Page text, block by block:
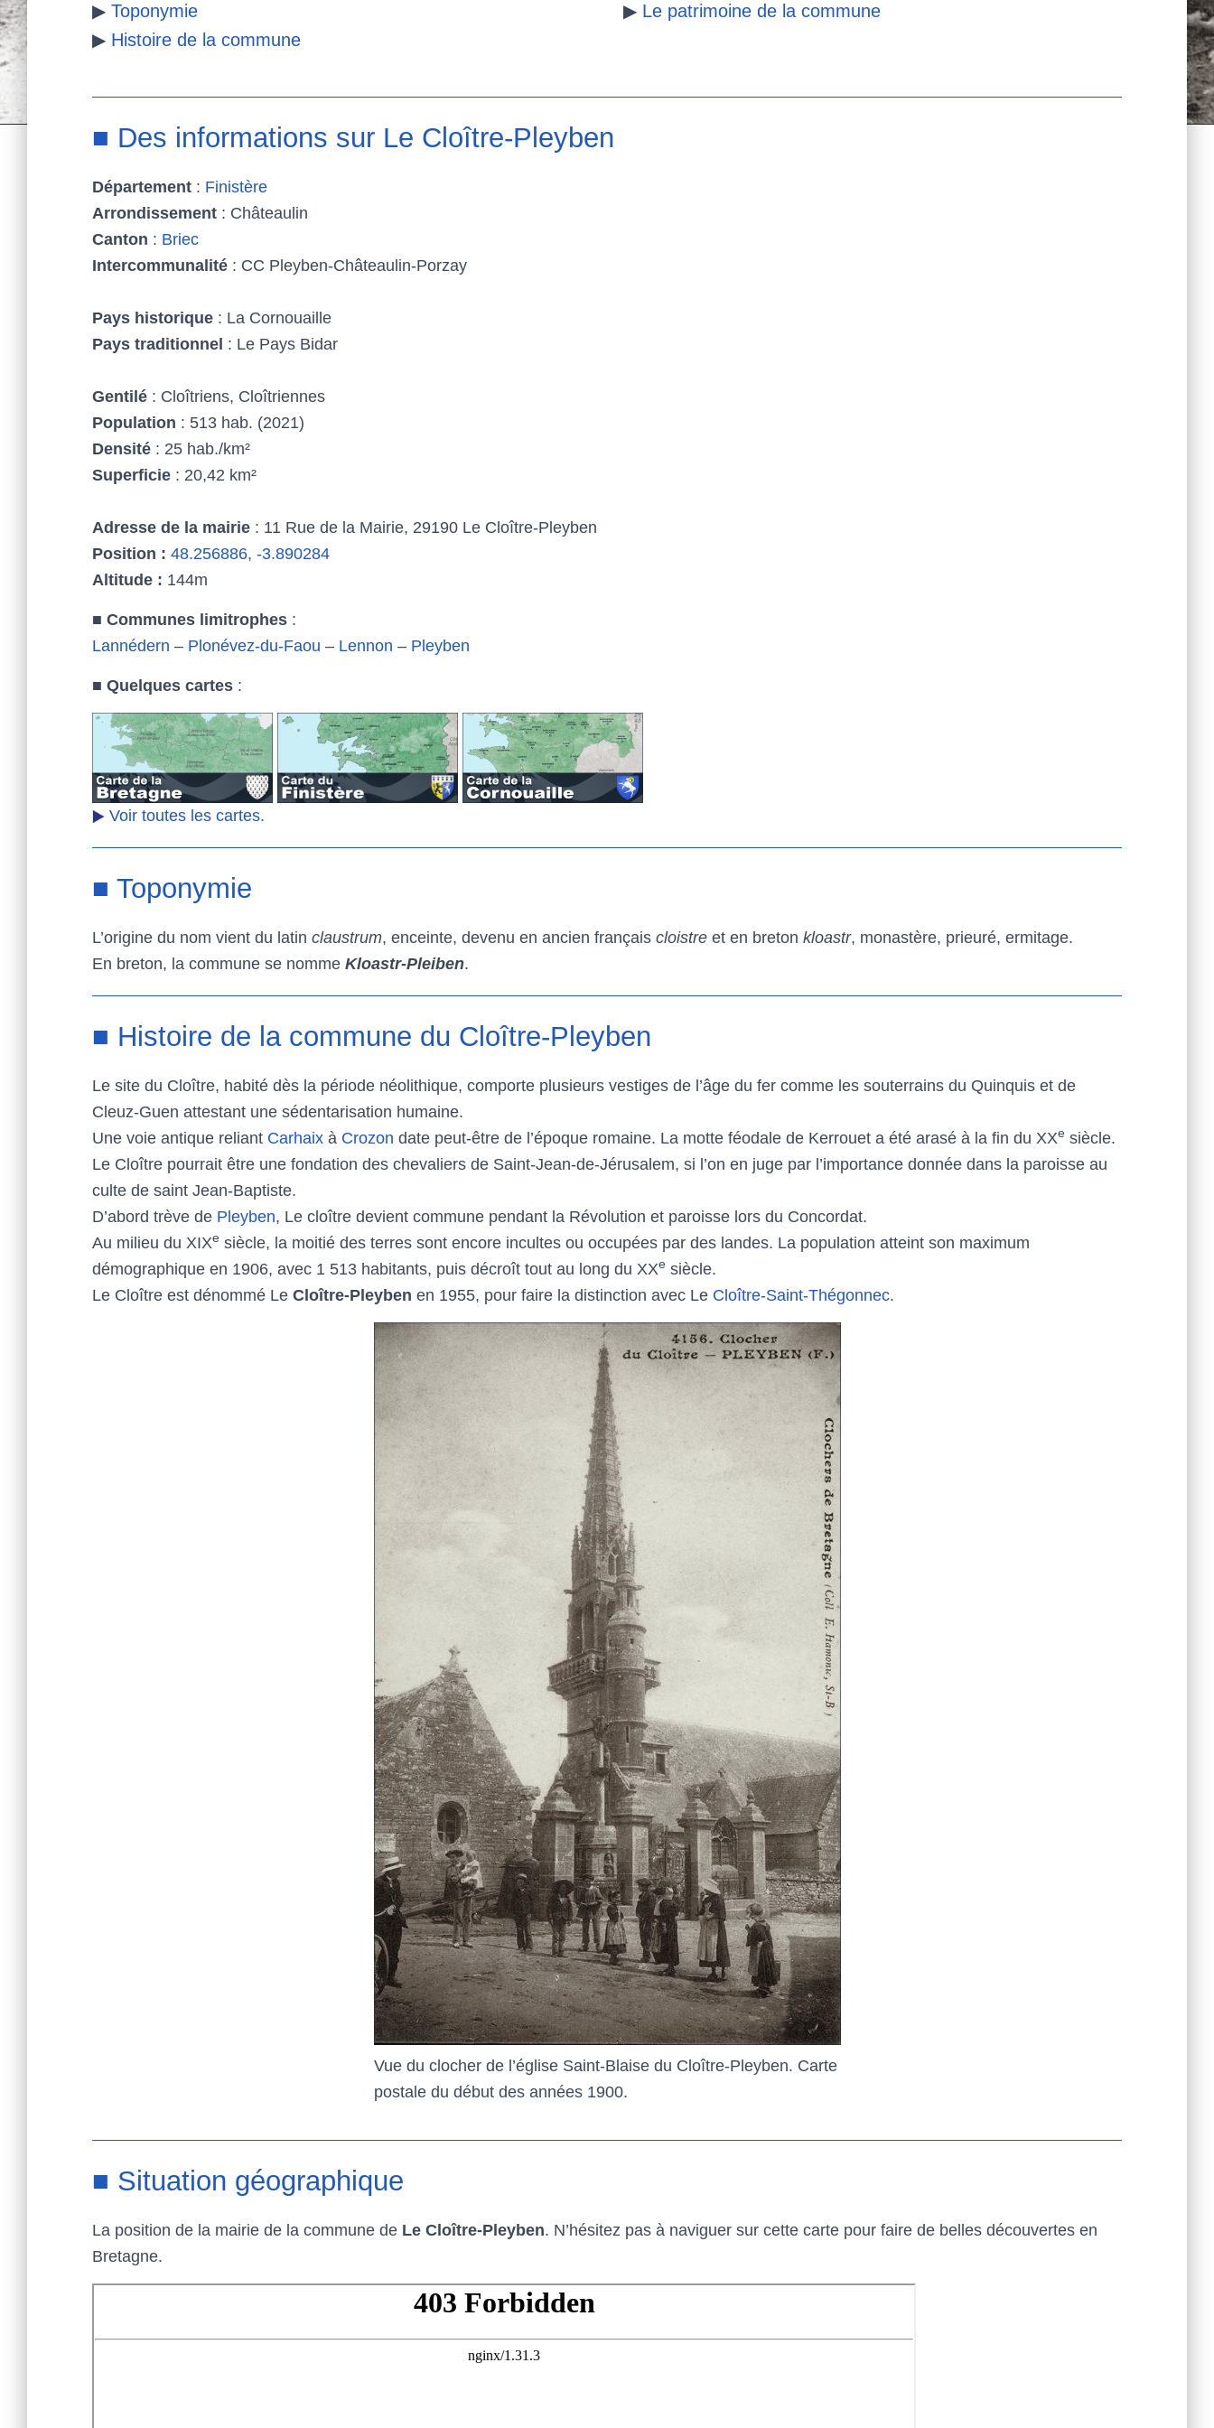
k
▶ Toponymie
▶ Histoire de la commune
▶ Le patrimoine de la commune
■ Des informations sur Le Cloître-Pleyben
Département : Finistère
Arrondissement : Châteaulin
Canton : Briec
Intercommunalité : CC Pleyben-Châteaulin-Porzay
Pays historique : La Cornouaille
Pays traditionnel : Le Pays Bidar
Gentilé : Cloîtriens, Cloîtriennes
Population : 513 hab. (2021)
Densité : 25 hab./km²
Superficie : 20,42 km²
Adresse de la mairie : 11 Rue de la Mairie, 29190 Le Cloître-Pleyben
Position : 48.256886, -3.890284
Altitude : 144m
■ Communes limitrophes :
Lannédern – Plonévez-du-Faou – Lennon – Pleyben
■ Quelques cartes :
Voir toutes les cartes.
■ Toponymie
L’origine du nom vient du latin claustrum, enceinte, devenu en ancien français cloistre et en breton kloastr, monastère, prieuré, ermitage.
En breton, la commune se nomme Kloastr-Pleiben.
■ Histoire de la commune du Cloître-Pleyben
Le site du Cloître, habité dès la période néolithique, comporte plusieurs vestiges de l’âge du fer comme les souterrains du Quinquis et de
Cleuz-Guen attestant une sédentarisation humaine.
Une voie antique reliant Carhaix à Crozon date peut-être de l’époque romaine. La motte féodale de Kerrouet a été arasé à la fin du XXe siècle.
Le Cloître pourrait être une fondation des chevaliers de Saint-Jean-de-Jérusalem, si l’on en juge par l’importance donnée dans la paroisse au
culte de saint Jean-Baptiste.
D’abord trève de Pleyben, Le cloître devient commune pendant la Révolution et paroisse lors du Concordat.
Au milieu du XIXe siècle, la moitié des terres sont encore incultes ou occupées par des landes. La population atteint son maximum
démographique en 1906, avec 1 513 habitants, puis décroît tout au long du XXe siècle.
Le Cloître est dénommé Le Cloître-Pleyben en 1955, pour faire la distinction avec Le Cloître-Saint-Thégonnec.
Vue du clocher de l’église Saint-Blaise du Cloître-Pleyben. Carte
postale du début des années 1900.
■ Situation géographique
La position de la mairie de la commune de Le Cloître-Pleyben. N’hésitez pas à naviguer sur cette carte pour faire de belles découvertes en
Bretagne.